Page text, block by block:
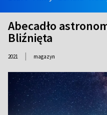
Abecadło
Bliźnięta
2021 | magazyn